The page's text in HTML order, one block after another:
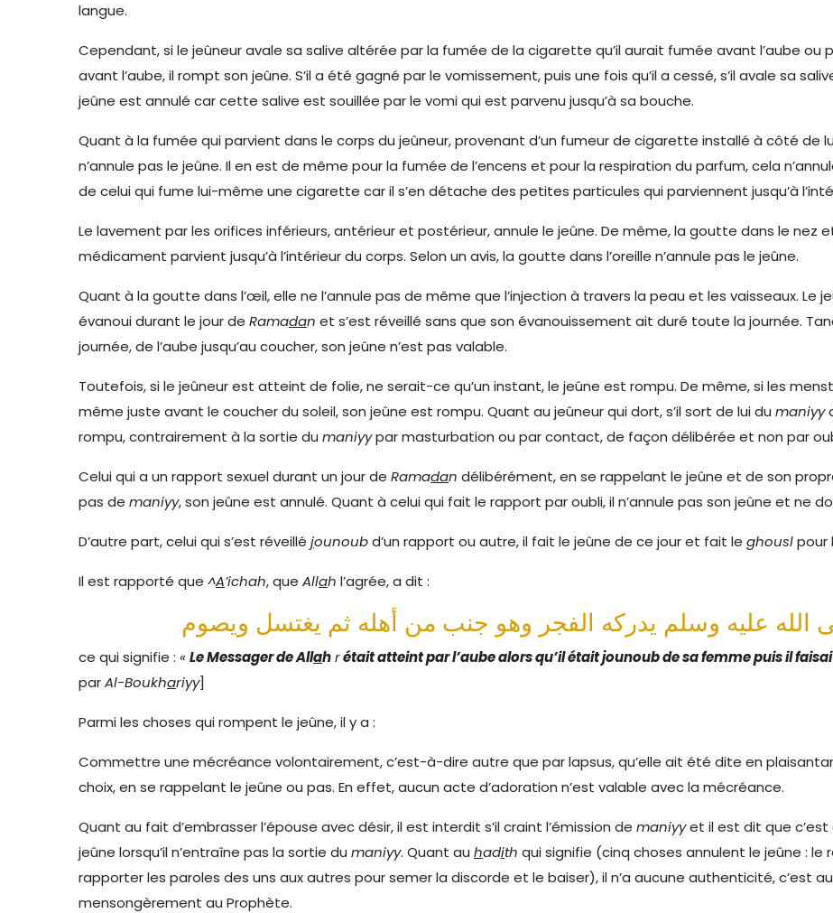
langue.
Cependant, si le jeûneur avale sa salive altérée par la fumée de la cigarette qu’il aurait fumée avant l’aube ou
avant l’aube, il rompt son jeûne. S’il a été gagné par le vomissement, puis une fois qu’il a cessé, s’il avale sa
jeûne est annulé car cette salive est souillée par le vomi qui est parvenu jusqu’à sa bouche.
Quant à la fumée qui parvient dans le corps du jeûneur, provenant d’un fumeur de cigarette installé à côté de
n’annule pas le jeûne. Il en est de même pour la fumée de l’encens et pour la respiration du parfum, cela
de celui qui fume lui-même une cigarette car il s’en détache des petites particules qui parviennent jusqu’à
Le lavement par les orifices inférieurs, antérieur et postérieur, annule le jeûne. De même, la goutte dans le nez
médicament parvient jusqu’à l’intérieur du corps. Selon un avis, la goutte dans l’oreille n’annule pas le jeûne.
Quant à la goutte dans l’œil, elle ne l’annule pas de même que l’injection à travers la peau et les vaisseaux. Le
évanoui durant le jour de Ramadan et s’est réveillé sans que son évanouissement ait duré toute la journée.
journée, de l’aube jusqu’au coucher, son jeûne n’est pas valable.
Toutefois, si le jeûneur est atteint de folie, ne serait-ce qu’un instant, le jeûne est rompu. De même, si les
même juste avant le coucher du soleil, son jeûne est rompu. Quant au jeûneur qui dort, s’il sort de lui du maniyy
rompu, contrairement à la sortie du maniyypar masturbation ou par contact, de façon délibérée et non par
Celui qui a un rapport sexuel durant un jour de Ramadan délibérément, en se rappelant le jeûne et de son
pas de maniyy, son jeûne est annulé. Quant à celui qui fait le rapport par oubli, il n’annule pas son jeûne et ne
D’autre part, celui qui s’est réveillé jounoubd’un rapport ou autre, il fait le jeûne de ce jour et fait le ghouslpour
Il est rapporté que ^A’ichah, que Allah l’agrée, a dit :
ce qui signifie : «Le Messager de Allahrétait atteint par l’aube alors qu’il étaitjounoub de sa femme puis il
parAl-Boukhariyy]
Parmi les choses qui rompent le jeûne, il y a :
Commettre une mécréance volontairement, c’est-à-dire autre que par lapsus, qu’elle ait été dite en
choix, en se rappelant le jeûne ou pas. En effet, aucun acte d’adoration n’est valable avec la mécréance.
Quant au fait d’embrasser l’épouse avec désir, il est interdit s’il craint l’émission de maniyyet il est dit que c’est
jeûne lorsqu’il n’entraîne pas la sortie du maniyy. Quant au hadith qui signifie (cinq choses annulent le jeûne :
rapporter les paroles des uns aux autres pour semer la discorde et le baiser), il n’a aucune authenticité, c’est
mensongèrement au Prophète.